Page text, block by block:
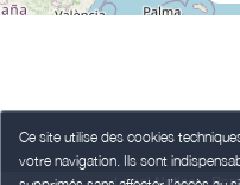
Ce site utilise des cookies
votre navigation. Ils sont